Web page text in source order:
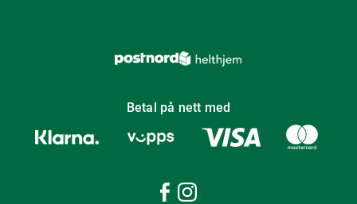
Betal på nett med